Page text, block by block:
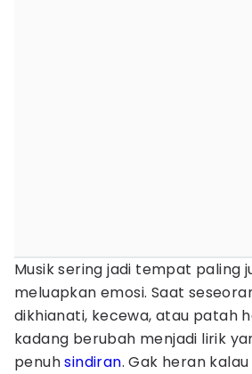
Musik sering jadi tempat paling
meluapkan emosi. Saat
dikhianati, kecewa, atau patah
kadang berubah menjadi lirik
penuhsindiran. Gak heran